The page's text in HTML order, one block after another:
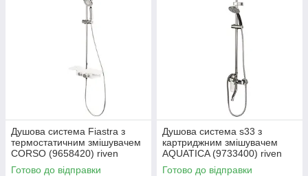
Душова система Fiastra з
термостатичним змішувачем
CORSO (9658420) riven
Готово до відправки
Душова система s33 з
картриджним змішувачем
AQUATICA (9733400) riven
Готово до відправки